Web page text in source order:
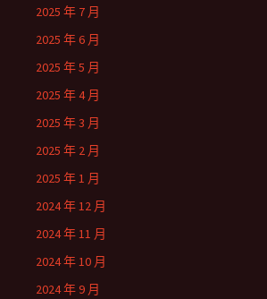
2025 年 7 月
2025 年 6 月
2025 年 5 月
2025 年 4 月
2025 年 3 月
2025 年 2 月
2025 年 1 月
2024 年 12 月
2024 年 11 月
2024 年 10 月
2024 年 9 月